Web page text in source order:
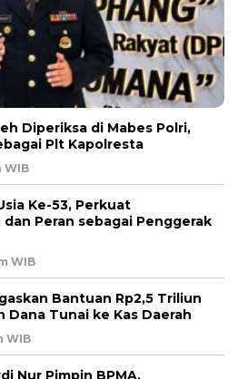
Diperiksa di Mabes Polri,
Plt Kapolresta
WIB
Ke-53, Perkuat
Peran sebagai Penggerak
WIB
Bantuan Rp2,5 Triliun
Dana Tunai ke Kas Daerah
WIB
Nur Pimpin BPMA,